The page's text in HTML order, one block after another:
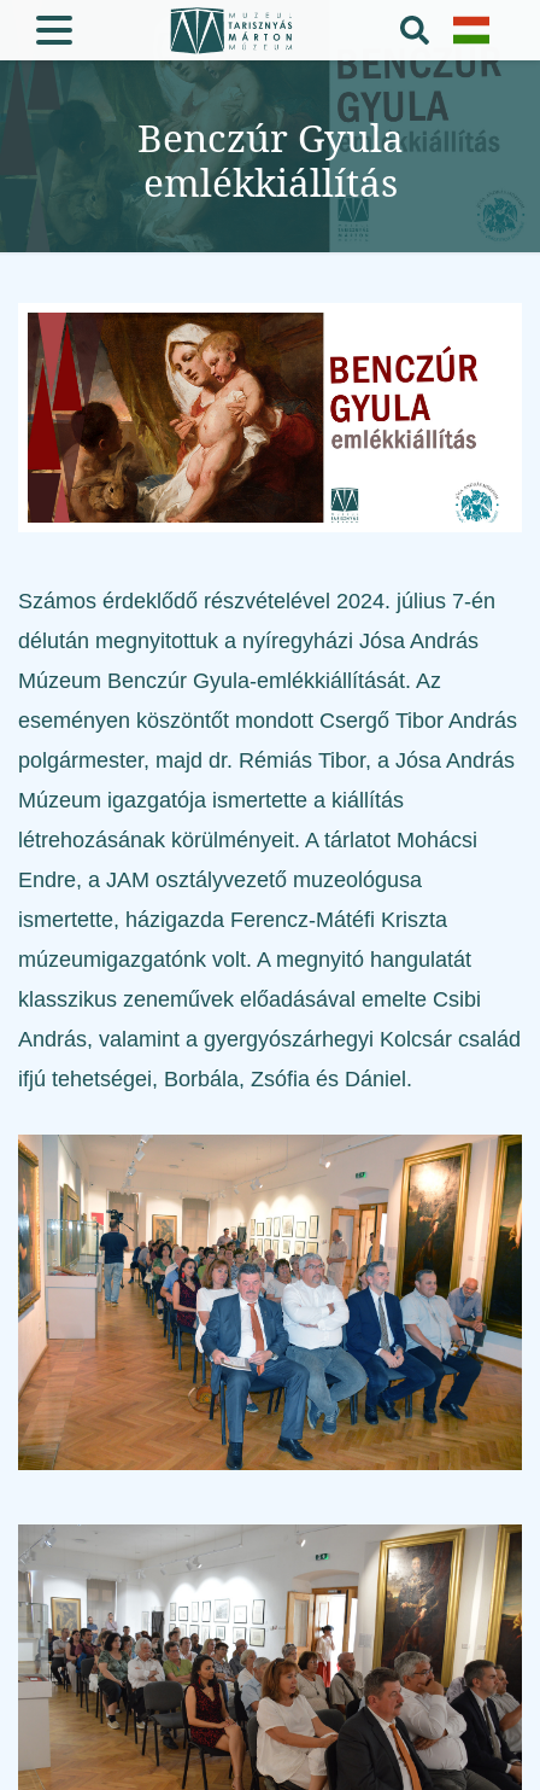
Benczúr Gyula
emlékkiállítás
Számos érdeklődő részvételével 2024. július 7-én
délután megnyitottuk a nyíregyházi Jósa András
Múzeum Benczúr Gyula-emlékkiállítását. Az
eseményen köszöntőt mondott Csergő Tibor András
polgármester, majd dr. Rémiás Tibor, a Jósa András
Múzeum igazgatója ismertette a kiállítás
létrehozásának körülményeit. A tárlatot Mohácsi
Endre, a JAM osztályvezető muzeológusa
ismertette, házigazda Ferencz-Mátéfi Kriszta
múzeumigazgatónk volt. A megnyitó hangulatát
klasszikus zeneművek előadásával emelte Csibi
András, valamint a gyergyószárhegyi Kolcsár család
ifjú tehetségei, Borbála, Zsófia és Dániel.